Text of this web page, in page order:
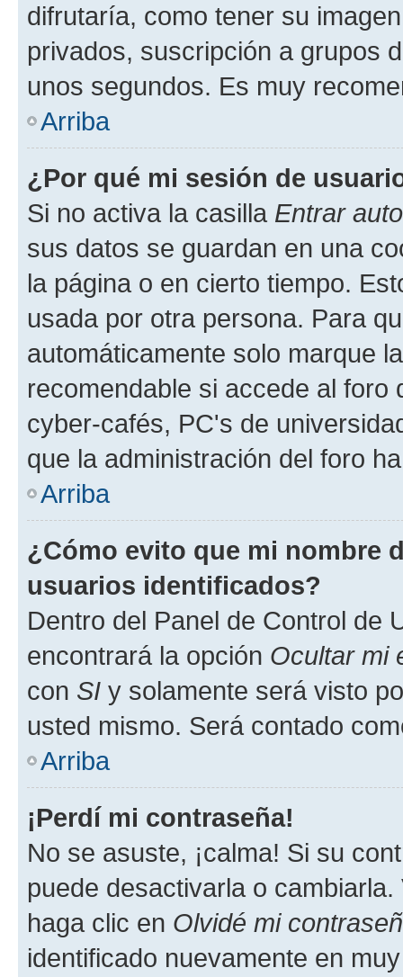
difrutaría, como tener su
privados, suscripción a grupos
unos segundos. Es muy
Arriba
¿Por qué mi sesión de
Si no activa la casilla Entrar
sus datos se guardan en una
la página o en cierto tiempo.
usada por otra persona. Para
automáticamente solo marque
recomendable si accede al foro
cyber-cafés, PC's de
que la administración del foro
Arriba
¿Cómo evito que mi nombre
usuarios identificados?
Dentro del Panel de Control de
encontrará la opción Ocultar mi
con SI y solamente será visto
usted mismo. Será contado
Arriba
¡Perdí mi contraseña!
No se asuste, ¡calma! Si su
puede desactivarla o
haga clic en Olvidé mi
identificado nuevamente en